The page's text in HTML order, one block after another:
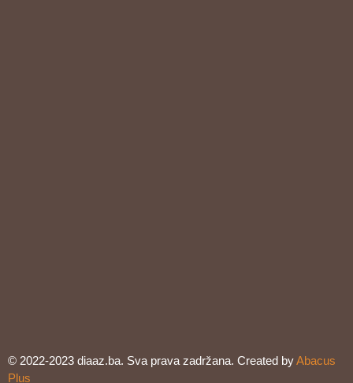
© 2022-2023 diaaz.ba. Sva prava zadržana. Created byAbacus
Plus